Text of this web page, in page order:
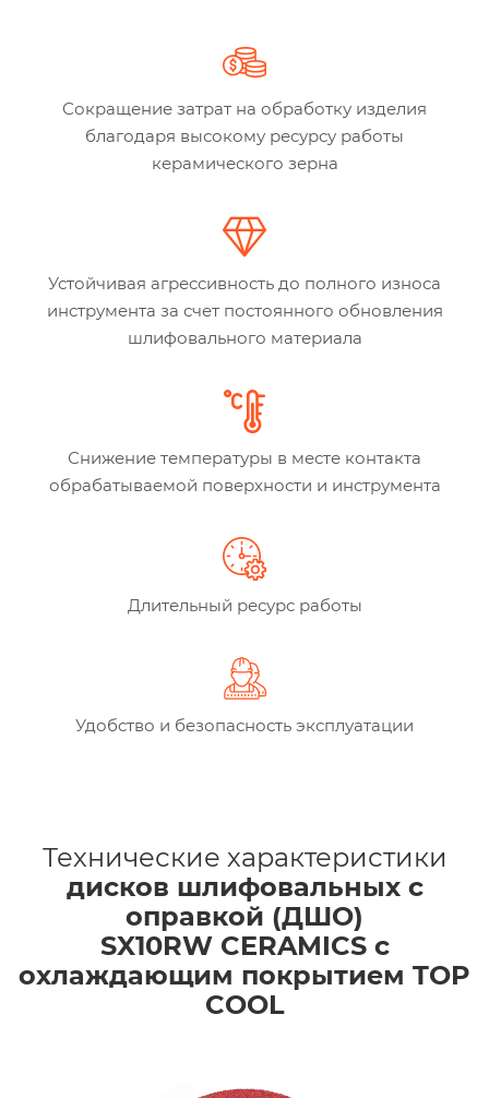
Сокращение затрат на обработку изделия
благодаря высокому ресурсу работы
керамического зерна
Устойчивая агрессивность до полного износа
инструмента за счет постоянного обновления
шлифовального материала
Снижение температуры в месте контакта
обрабатываемой поверхности и инструмента
Длительный ресурс работы
Удобство и безопасность эксплуатации
Технические характеристики
дисков шлифовальных с
оправкой (ДШО)
SX10RW CERAMICS с
охлаждающим покрытием TOP
COOL